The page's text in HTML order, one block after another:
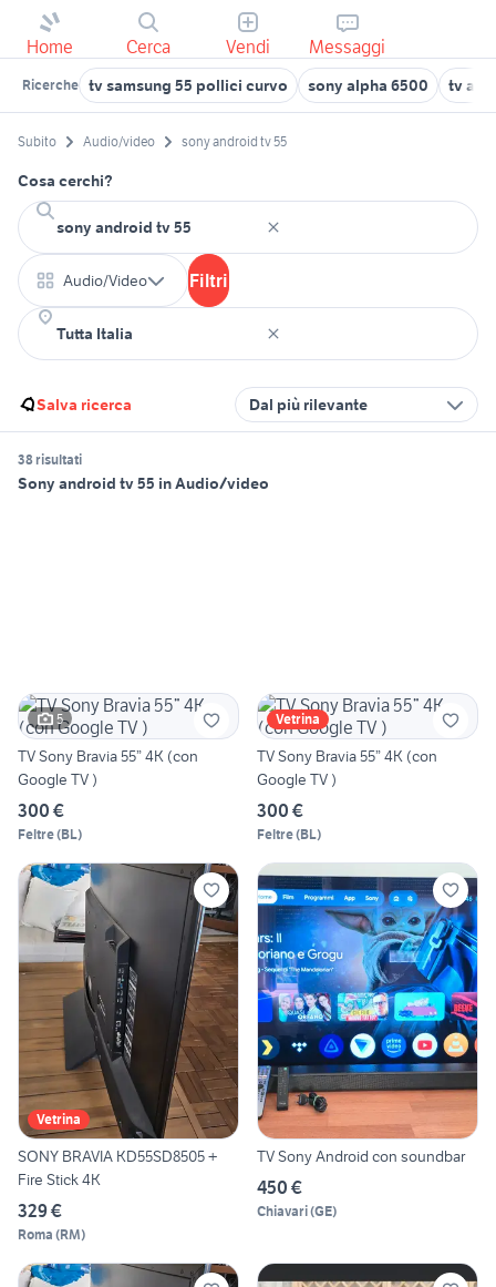
Home Cerca Vendi Messaggi
Ricerche tv samsung 55 pollici curvo sony alpha 6500 tv
Subito Audio/video sony android tv 55
Cosa cerchi?
Audio/Video Filtri
Salva ricerca Dal più rilevante
38 risultati
Sony android tv 55 in Audio/video
5
TV Sony Bravia 55” 4K (con
Google TV )
300 €
Feltre(BL)
Vetrina
TV Sony Bravia 55” 4K (con
Google TV )
300 €
Feltre(BL)
Vetrina
SONY BRAVIA KD55SD8505 +
Fire Stick 4K
329 €
Roma (RM)
TV Sony Android con soundbar
450 €
Chiavari(GE)